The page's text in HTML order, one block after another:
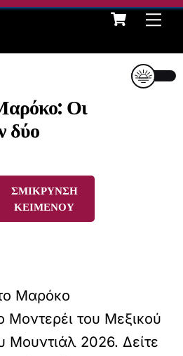
Cart
Οι
δύο
ΣΜΙΚΡΥΝΣΗ
ΚΕΙΜΕΝΟΥ
Μαρόκο
Μοντερέι του Μεξικού
Μουντιάλ 2026. Δείτε